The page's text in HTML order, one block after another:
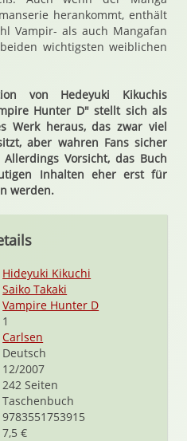
herankommt, enthält
Vampir- als auch Mangafan
wichtigsten weiblichen
von Hedeyuki Kikuchis
Hunter D" stellt sich als
Werk heraus, das zwar viel
aber wahren Fans sicher
Vorsicht, das Buch
Inhalten eher erst für
werden.
Hideyuki Kikuchi
Saiko Takaki
Vampire Hunter D
1
Carlsen
Deutsch
12/2007
242 Seiten
Taschenbuch
9783551753915
7,5 €